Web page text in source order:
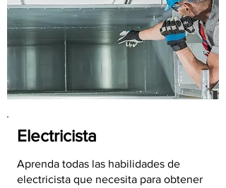
Electricista
Aprenda todas las habilidades de
electricista que necesita para obtener